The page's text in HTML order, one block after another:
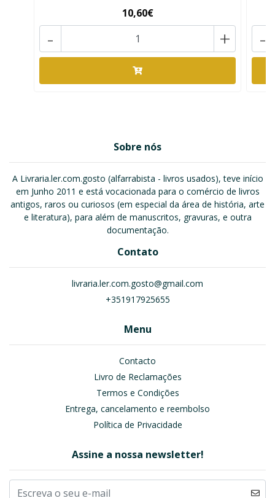
10,60€
+
- -
Sobre nós
A Livraria.ler.com.gosto (alfarrabista - livros usados), teve início
em Junho 2011 e está vocacionada para o comércio de livros
antigos, raros ou curiosos (em especial da área de história, arte
e literatura), para além de manuscritos, gravuras, e outra
documentação.
Contato
livraria.ler.com.gosto@gmail.com
+351917925655
Menu
Contacto
Livro de Reclamações
Termos e Condições
Entrega, cancelamento e reembolso
Política de Privacidade
Assine a nossa newsletter!